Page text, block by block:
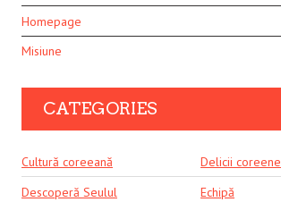
Homepage
Misiune
CATEGORIES
Cultură coreeană
Delicii coreene
Descoperă Seulul
Echipă